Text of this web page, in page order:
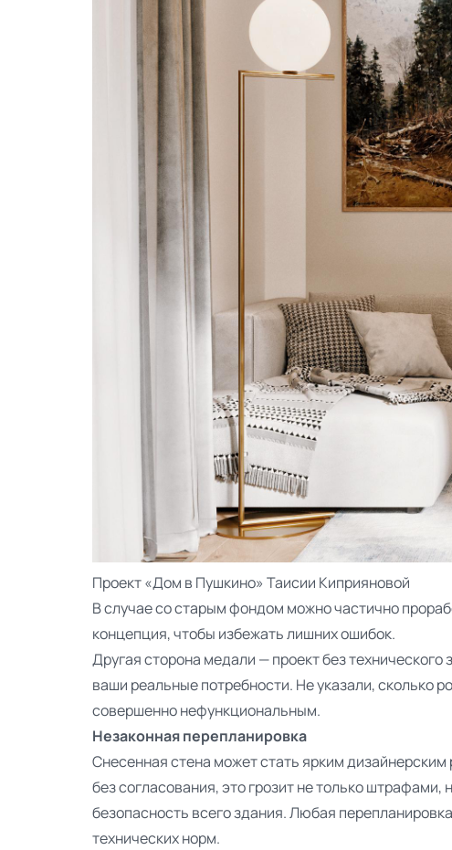
Проект«Дом в Пушкино» Таисии Киприяновой
В случае со старым фондом можно частично
концепция, чтобы избежать лишних ошибок.
Другая сторона медали — проект без
ваши реальные потребности. Не указали, сколько
совершенно нефункциональным.
Незаконная перепланировка
Снесенная стена может стать ярким
без согласования, это грозит не только
безопасность всего здания. Любая
технических норм.